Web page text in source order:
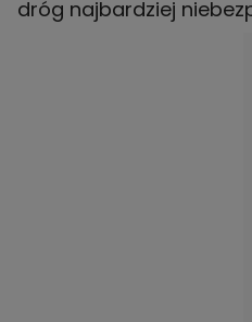
dróg najbardziej